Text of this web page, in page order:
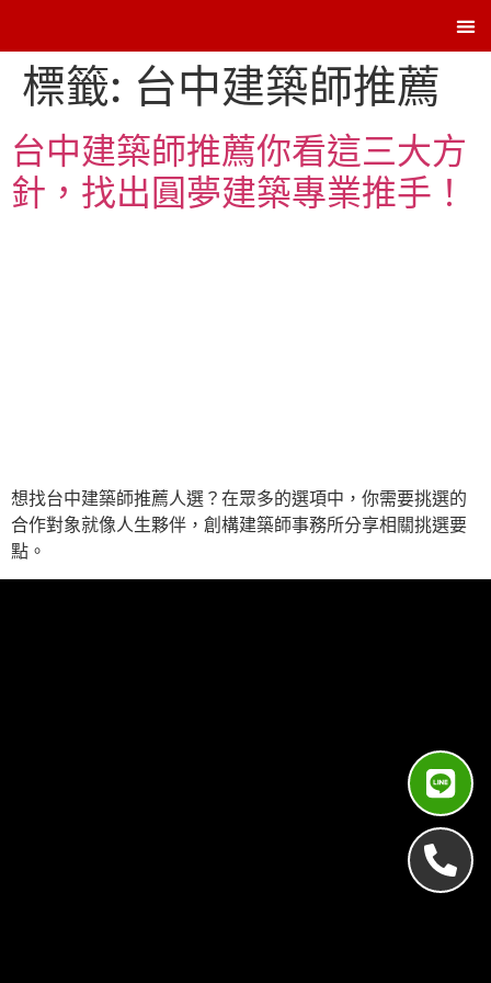
標籤: 台中建築師推薦
台中建築師推薦你看這三大方
針，找出圓夢建築專業推手！
想找台中建築師推薦人選？在眾多的選項中，你需要挑選的
合作對象就像人生夥伴，創構建築師事務所分享相關挑選要
點。